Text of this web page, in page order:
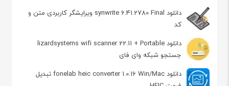
دانلود synwrite 6.41.2780 Final ویرایشگر کاربردی متن و
کد
دانلود lizardsystems wifi scanner 22.11 + Portable
جستجو شبکه وای فای
دانلود fonelab heic converter 1.0.16 Win/Mac تبدیل